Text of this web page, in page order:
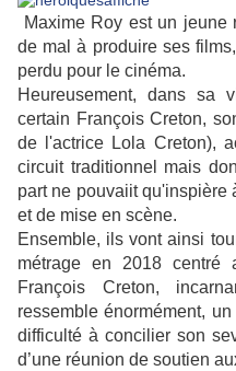
Maxime Roy est un jeune
de mal à produire ses
perdu pour le cinéma.
Heureusement, dans sa
certain François Creton,
de l'actrice Lola Creton),
circuit traditionnel mais
part ne pouvaiit qu'inspière
et de mise en scène.
Ensemble, ils vont ainsi
métrage en 2018
François Creton,
ressemble énormément,
difficulté à concilier son
d’une réunion de soutien